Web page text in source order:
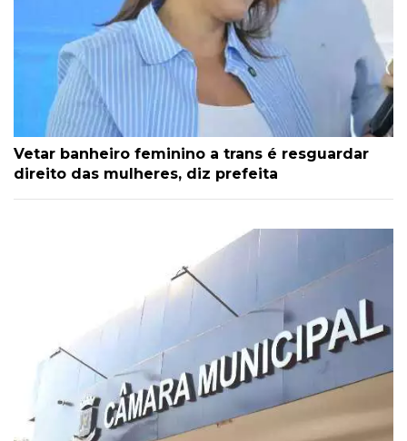
Vetar banheiro feminino a trans é resguardar
direito das mulheres, diz prefeita